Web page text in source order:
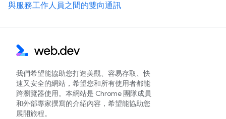
與服務工作人員之間的雙向通訊
我們希望能協助您打造美觀、容易存取、快
速又安全的網站，希望您和所有使用者都能
跨瀏覽器使用。本網站是 Chrome 團隊成員
和外部專家撰寫的介紹內容，希望能協助您
展開旅程。